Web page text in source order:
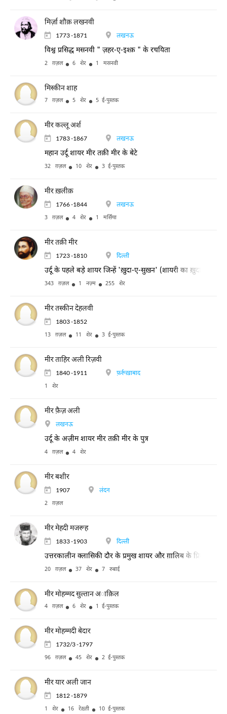
मिर्ज़ा शौक़ लखनवी
1773 -1871 लखनऊ
विश्व प्रसिद्ध मसनवी " ज़हर-ए-इश्क़ " के रचयिता
2 ग़ज़ल 6 शेर 1 मसनवी
मिस्कीन शाह
7 ग़ज़ल 5 शेर 5 ई-पुस्तक
मीर कल्लू अर्श
1783 -1867 लखनऊ
महान उर्दू शायर मीर तक़ी मीर के बेटे
32 ग़ज़ल 10 शेर 3 ई-पुस्तक
मीर ख़लीक़
1766 -1844 लखनऊ
3 ग़ज़ल 4 शेर 1 मर्सिया
मीर तक़ी मीर
1723 -1810 दिल्ली
उर्दू के पहले बड़े शायर जिन्हें 'ख़ुदा-ए-सुख़न' (शायरी का ख़ुदा) कहा
343 ग़ज़ल 1 नज़्म 255 शेर
मीर तस्कीन देहलवी
1803 -1852
13 ग़ज़ल 11 शेर 3 ई-पुस्तक
मीर ताहिर अली रिज़वी
1840 -1911 फ़र्रूख़ाबाद
1 शेर
मीर फ़ैज़ अली
लखनऊ
उर्दू के अज़ीम शायर मीर तक़ी मीर के पुत्र
4 ग़ज़ल 4 शेर
मीर बशीर
1907 लंदन
2 ग़ज़ल
मीर मेहदी मजरूह
1833 -1903 दिल्ली
उत्तरकालीन क्लासिकी दौर के प्रमुख शायर और ग़ालिब के प्रिय शागिर्द।
20 ग़ज़ल 37 शेर 7 रुबाई
मीर मोहम्मद सुल्तान अाक़िल
4 ग़ज़ल 6 शेर 1 ई-पुस्तक
मीर मोहम्मदी बेदार
1732/3 -1797
96 ग़ज़ल 45 शेर 2 ई-पुस्तक
मीर यार अली जान
1812 -1879
1 शेर 16 रेख़्ती 10 ई-पुस्तक